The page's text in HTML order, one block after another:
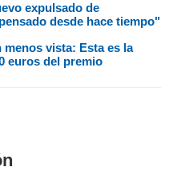
expulsado de
desde hace tiempo"
vista: Esta es la
euros del premio